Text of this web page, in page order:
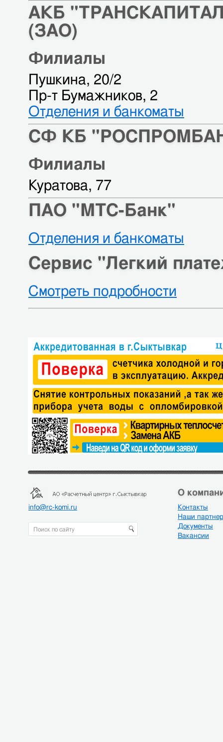
АКБ
(ЗАО)
Филиалы
Пушкина, 20/2
Пр-т Бумажников, 2
Отделения и банкоматы
СФ КБ
Филиалы
Куратова, 77
ПАО "МТС-Банк"
Отделения и банкоматы
Сервис "Легкий
Смотреть подробности
info@rc-komi.ru
О
Контакты
Наши
Документы
Вакансии